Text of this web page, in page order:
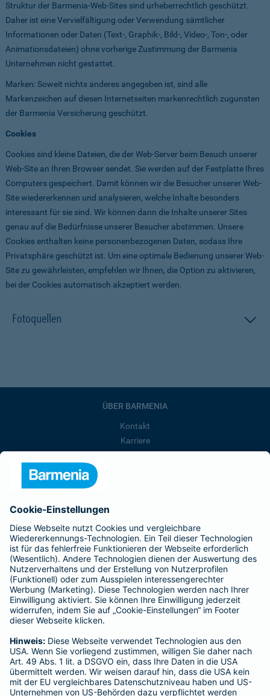
Struktur der Barmenia-Web-Sites sind urheberrechtlich geschützt.
Daher ist eine Vervielfältigung oder Verwendung sämtlicher
Informationen oder Daten (Text-, Graphik-, Bild-, Video-, Ton-, oder
Animationsdateien) ohne vorherige Zustimmung der Barmenia
Unternehmen nicht gestattet.
Marken: Soweit nichts anderes angegeben ist, sind alle
Markenzeichen auf diesen Internetseiten markenrechtlich zugunsten
der Barmenia Versicherung geschützt.
Cookies
Cookies sind kleine Dateien, die der Web-Server beim Besuch unserer
Web-Site an Ihren Browser sendet. Sie werden auf der Festplatte Ihres
Computers gespeichert. Damit können wir die Besucher unserer Web-
Site wiedererkennen und analysieren, welche Inhalte besonders
interessant für sie sind. Wir können dann die Inhalte unserer Sites
genau auf die Bedürfnisse unserer Besucher abstimmen. Unsere
Cookies enthalten keine personenbezogenen Daten, sodass Ihre
Privatsphäre geschützt ist. Um eine optimale Bedienung unserer Web-
Site zu gewährleisten, empfehlen wir Ihnen, die Option zu aktivieren,
bei der Cookies automatisch akzeptiert werden.
Fotoquellen
ÜBER BARMENIA
Kontakt
Karriere
Barmenia ist Teil der BarmeniaGothaer
BELIEBTE SEITEN
Kranken-Zusatzversicherung
Tierversicherungen
Haftpflichtversicherung
Hausratversicherung
Adresse ändern
Schaden melden
Kilometerstandsmeldung
Serviceübersicht